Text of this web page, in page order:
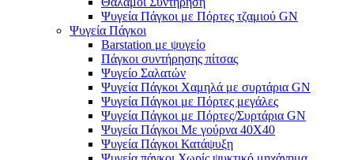
Ψυγεία Πάγκοι με Πόρτες τζαμιού GN
Ψυγεία Πάγκοι
Barstation με ψυγείο
Πάγκοι συντήρησης πίτσας
Ψυγείο Σαλατών
Ψυγεία Πάγκοι Χαμηλά με συρτάρια GN
Ψυγεία Πάγκοι με Πόρτες μεγάλες
Ψυγεία Πάγκοι με Πόρτες/Συρτάρια GN
Ψυγεία Πάγκοι Με γούρνα 40Χ40
Ψυγεία Πάγκοι Κατάψυξη